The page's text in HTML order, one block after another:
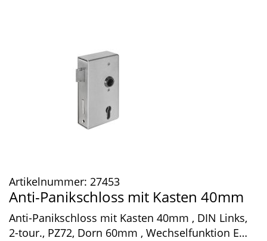
Artikelnummer: 27453
Anti-Panikschloss mit Kasten 40mm
Anti-Panikschloss mit Kasten 40mm , DIN Links,
2-tour., PZ72, Dorn 60mm , Wechselfunktion E